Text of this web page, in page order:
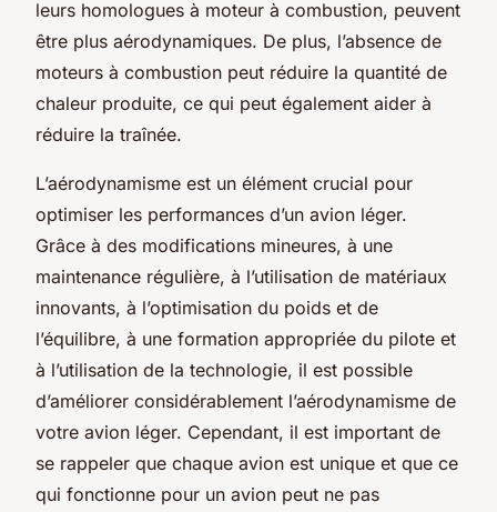
leurs homologues à moteur à combustion, peuvent
être plus aérodynamiques. De plus, l’absence de
moteurs à combustion peut réduire la quantité de
chaleur produite, ce qui peut également aider à
réduire la traînée.
L’aérodynamisme est un élément crucial pour
optimiser les performances d’un avion léger.
Grâce à des modifications mineures, à une
maintenance régulière, à l’utilisation de matériaux
innovants, à l’optimisation du poids et de
l’équilibre, à une formation appropriée du pilote et
à l’utilisation de la technologie, il est possible
d’améliorer considérablement l’aérodynamisme de
votre avion léger. Cependant, il est important de
se rappeler que chaque avion est unique et que ce
qui fonctionne pour un avion peut ne pas